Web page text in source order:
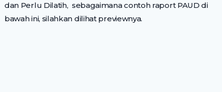
dan Perlu Dilatih, sebagaimana contoh raport PAUD di
bawah ini, silahkan dilihat previewnya.